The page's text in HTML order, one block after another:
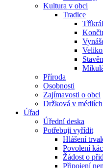
Kultura v obci
Tradice
Příroda
Osobnosti
Zajímavosti o obci
Držková v médiích
Úřad
Úřední deska
Potřebuji vyřídit
Hlášení
Povolení
Žádost o
Připojení